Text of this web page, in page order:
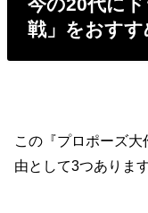
今の20代に
戦」をおすす
この『プロポーズ
由として3つあります